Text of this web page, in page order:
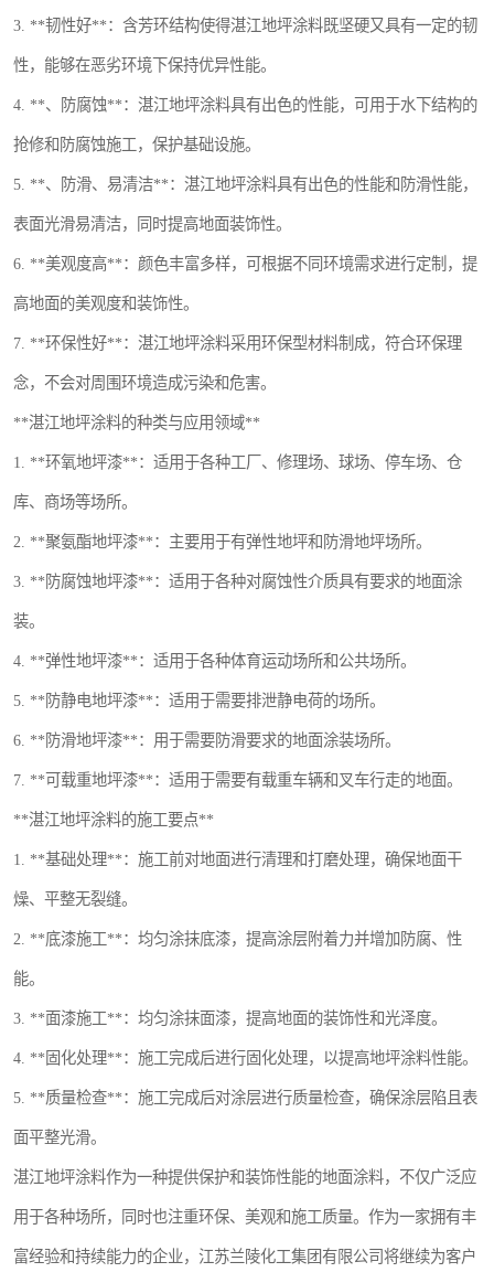
3. **韧性好**：含芳环结构使得湛江地坪涂料既坚硬又具有一定的韧
性，能够在恶劣环境下保持优异性能。
4. **、防腐蚀**：湛江地坪涂料具有出色的性能，可用于水下结构的
抢修和防腐蚀施工，保护基础设施。
5. **、防滑、易清洁**：湛江地坪涂料具有出色的性能和防滑性能，
表面光滑易清洁，同时提高地面装饰性。
6. **美观度高**：颜色丰富多样，可根据不同环境需求进行定制，提
高地面的美观度和装饰性。
7. **环保性好**：湛江地坪涂料采用环保型材料制成，符合环保理
念，不会对周围环境造成污染和危害。
**湛江地坪涂料的种类与应用领域**
1. **环氧地坪漆**：适用于各种工厂、修理场、球场、停车场、仓
库、商场等场所。
2. **聚氨酯地坪漆**：主要用于有弹性地坪和防滑地坪场所。
3. **防腐蚀地坪漆**：适用于各种对腐蚀性介质具有要求的地面涂
装。
4. **弹性地坪漆**：适用于各种体育运动场所和公共场所。
5. **防静电地坪漆**：适用于需要排泄静电荷的场所。
6. **防滑地坪漆**：用于需要防滑要求的地面涂装场所。
7. **可载重地坪漆**：适用于需要有载重车辆和叉车行走的地面。
**湛江地坪涂料的施工要点**
1. **基础处理**：施工前对地面进行清理和打磨处理，确保地面干
燥、平整无裂缝。
2. **底漆施工**：均匀涂抹底漆，提高涂层附着力并增加防腐、性
能。
3. **面漆施工**：均匀涂抹面漆，提高地面的装饰性和光泽度。
4. **固化处理**：施工完成后进行固化处理，以提高地坪涂料性能。
5. **质量检查**：施工完成后对涂层进行质量检查，确保涂层陷且表
面平整光滑。
湛江地坪涂料作为一种提供保护和装饰性能的地面涂料，不仅广泛应
用于各种场所，同时也注重环保、美观和施工质量。作为一家拥有丰
富经验和持续能力的企业，江苏兰陵化工集团有限公司将继续为客户